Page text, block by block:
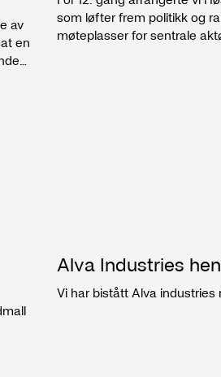
av
en
som løfter frem politikk og
møteplasser for sentrale
Alva Industries
Vi har bistått Alva industries